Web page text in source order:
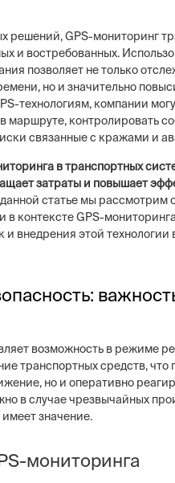
–
Постовая
Физическая
типов постов, 3
решений, GPS-мониторинг
и востребованных.
позволяет не только
но и значительно
технологиям, компании
маршруте, контролировать
связанные с кражами и
в транспортных
затраты и повышает
статье мы рассмотрим
в контексте GPS-
внедрения этой технологии
возможность в режиме
транспортных средств, что
но и оперативно
в случае чрезвычайных
имеет значение.
мониторинга